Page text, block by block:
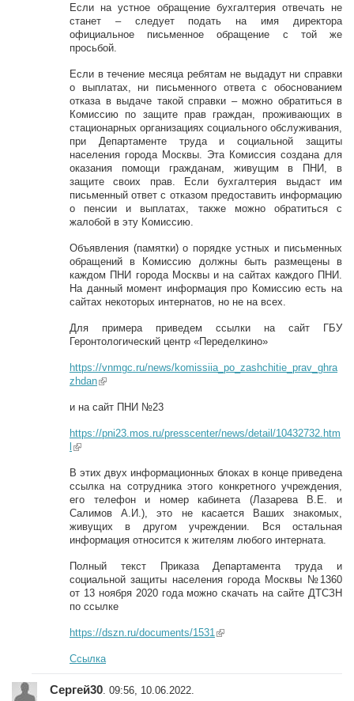
Если на устное обращение бухгалтерия отвечать не
станет – следует подать на имя директора
официальное письменное обращение с той же
просьбой.
Если в течение месяца ребятам не выдадут ни справки
о выплатах, ни письменного ответа с обоснованием
отказа в выдаче такой справки – можно обратиться в
Комиссию по защите прав граждан, проживающих в
стационарных организациях социального обслуживания,
при Департаменте труда и социальной защиты
населения города Москвы. Эта Комиссия создана для
оказания помощи гражданам, живущим в ПНИ, в
защите своих прав. Если бухгалтерия выдаст им
письменный ответ с отказом предоставить информацию
о пенсии и выплатах, также можно обратиться с
жалобой в эту Комиссию.
Объявления (памятки) о порядке устных и письменных
обращений в Комиссию должны быть размещены в
каждом ПНИ города Москвы и на сайтах каждого ПНИ.
На данный момент информация про Комиссию есть на
сайтах некоторых интернатов, но не на всех.
Для примера приведем ссылки на сайт ГБУ
Геронтологический центр «Переделкино»
https://vnmgc.ru/news/komissiia_po_zashchitie_prav_ghra
zhdan(link is external)
и на сайт ПНИ №23
https://pni23.mos.ru/presscenter/news/detail/10432732.htm
l (link is external)
В этих двух информационных блоках в конце приведена
ссылка на сотрудника этого конкретного учреждения,
его телефон и номер кабинета (Лазарева В.Е. и
Салимов А.И.), это не касается Ваших знакомых,
живущих в другом учреждении. Вся остальная
информация относится к жителям любого интерната.
Полный текст Приказа Департамента труда и
социальной защиты населения города Москвы №1360
от 13 ноября 2020 года можно скачать на сайте ДТСЗН
по ссылке
https://dszn.ru/documents/1531 (link is external)
Ссылка
Сергей30 . 09:56, 10.06.2022.